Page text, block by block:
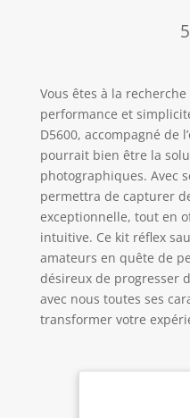
Vous êtes à la
performance et
D5600, accompagné de
pourrait bien être la
photographiques. Avec
permettra de capturer
exceptionnelle, tout en
intuitive. Ce kit réflex
amateurs en quête de
désireux de progresser
avec nous toutes ses
transformer votre